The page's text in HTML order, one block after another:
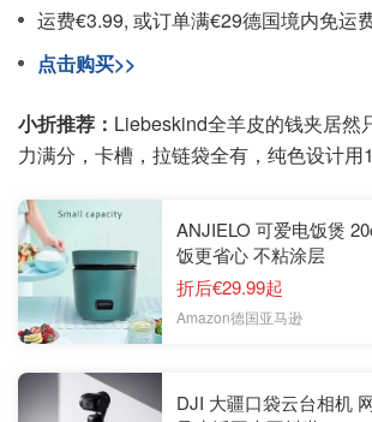
运费€3.99, 或订单满€29德国境内免运费
点击购买>>
小折推荐： Liebeskind全羊皮的钱夹居然
力满分，卡槽，拉链袋全有，纯色设计用
ANJIELO 可爱电饭煲
饭更省心 不粘涂层
折后€29.99起
Amazon德国亚马逊
DJI 大疆口袋云台相机